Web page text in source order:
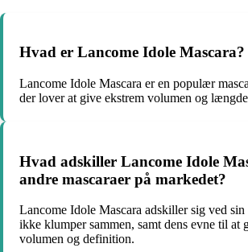
Hvad er Lancome Idole Mascara?
Lancome Idole Mascara er en populær
der lover at give ekstrem volumen og
Hvad adskiller Lancome Idole
andre mascaraer på markedet?
Lancome Idole Mascara adskiller sig ved
ikke klumper sammen, samt dens evne til at
volumen og definition.